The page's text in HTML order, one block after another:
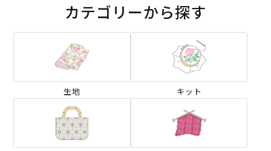
カテゴリーから探す
生地 キット